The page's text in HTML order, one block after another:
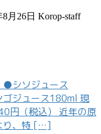
8月26日 Korop-staff
●シソジュース
ジュース180ml 現
円（税込） 近年の原
り、特 […]